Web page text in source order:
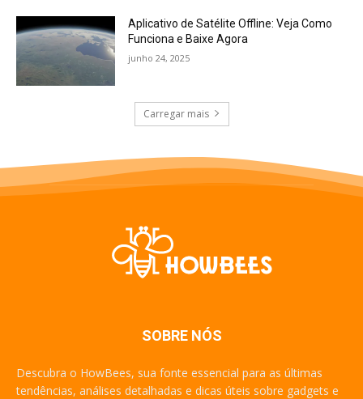
Aplicativo de Satélite Offline: Veja Como
Funciona e Baixe Agora
junho 24, 2025
Carregar mais
SOBRE NÓS
Descubra o HowBees, sua fonte essencial para as últimas
tendências, análises detalhadas e dicas úteis sobre gadgets e